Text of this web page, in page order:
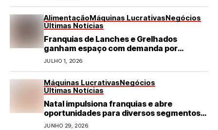
AlimentaçãoMáquinas LucrativasNegócios
Últimas Notícias
Franquias de Lanches e Grelhados
ganham espaço com demanda por
refeições rápidas e de qualidade
JULHO 1, 2026
Máquinas LucrativasNegócios
Últimas Notícias
Natal impulsiona franquias e abre
oportunidades para diversos segmentos
do varejo
JUNHO 29, 2026